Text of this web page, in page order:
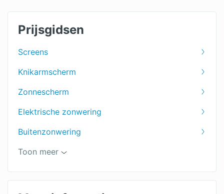
Prijsgidsen
Screens
Knikarmscherm
Zonnescherm
Elektrische zonwering
Buitenzonwering
Uitvalscherm
Zonweringspecialist
Zonwering binnenkant
Toon meer